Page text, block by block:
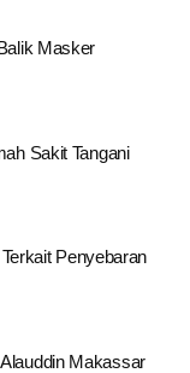
Masker
Sakit Tangani
Penyebaran
Makassar